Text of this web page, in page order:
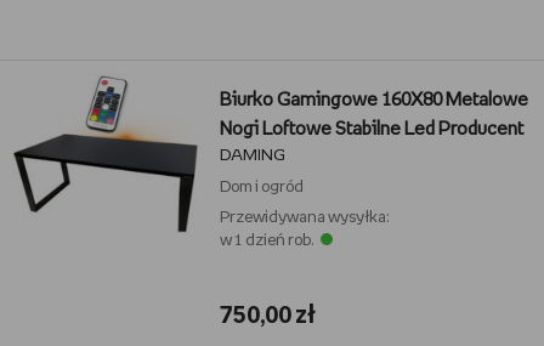
Biurko Gamingowe 160X80 Metalowe
Nogi Loftowe Stabilne Led Producent
DAMING
Dom i ogród
Przewidywana wysyłka:
w 1 dzień rob.
750,00 zł